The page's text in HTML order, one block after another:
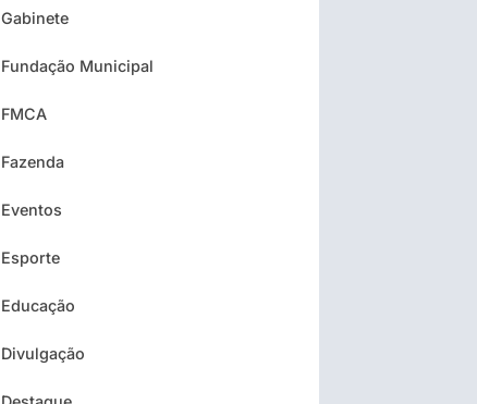
Gabinete
Fundação Municipal
FMCA
Fazenda
Eventos
Esporte
Educação
Divulgação